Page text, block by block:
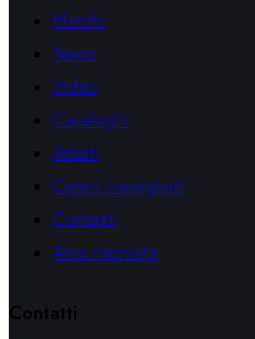
Marchi
News
Video
Cataloghi
Artisti
Centri consigliati
Contatti
Area riservata
Contatti